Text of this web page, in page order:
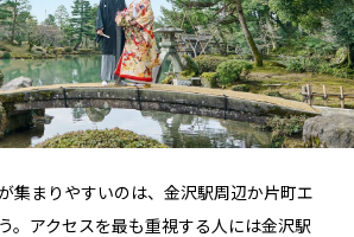
集まりやすいのは、金沢駅周辺か片町エ
。アクセスを最も重視する人には金沢駅